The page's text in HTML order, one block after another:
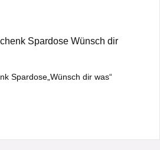
Spardose„Wünsch dir was“